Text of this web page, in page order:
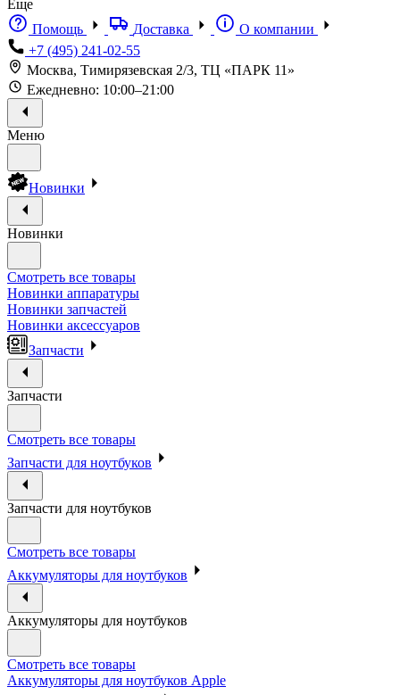
Еще
Помощь
Доставка
О компании
+7 (495) 241-02-55
Москва, Тимирязевская 2/3, ТЦ «ПАРК 11»
Ежедневно: 10:00–21:00
Меню
Новинки
Новинки
Смотреть все товары
Новинки аппаратуры
Новинки запчастей
Новинки аксессуаров
Запчасти
Запчасти
Смотреть все товары
Запчасти для ноутбуков
Запчасти для ноутбуков
Смотреть все товары
Аккумуляторы для ноутбуков
Аккумуляторы для ноутбуков
Смотреть все товары
Аккумуляторы для ноутбуков Apple